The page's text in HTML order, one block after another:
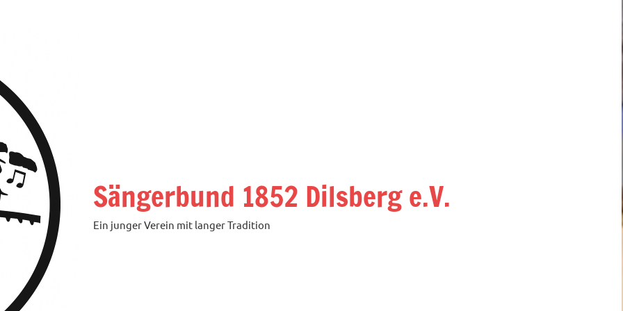
Sängerbund 1852 Dilsberg e.V.
Ein junger Verein mit langer Tradition